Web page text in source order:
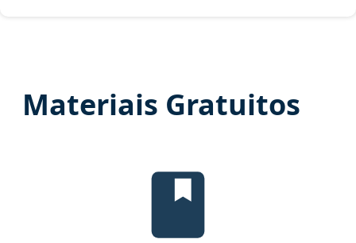
Materiais Gratuitos
Edital Verticalizado, material